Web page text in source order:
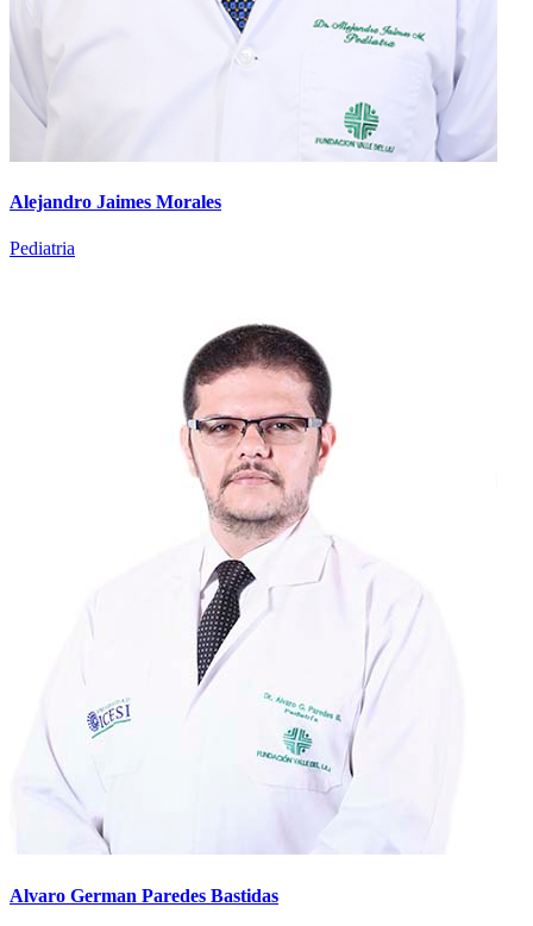
Alejandro Jaimes Morales
Pediatria
Alvaro German Paredes Bastidas